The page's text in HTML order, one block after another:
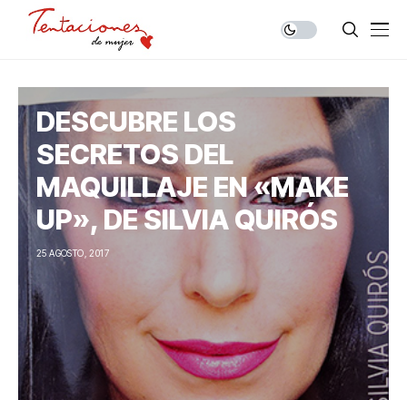
DESCUBRE LOS
SECRETOS DEL
MAQUILLAJE EN «MAKE
UP», DE SILVIA QUIRÓS
25 AGOSTO, 2017